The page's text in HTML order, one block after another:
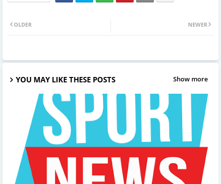
NEWER
OLDER
YOU MAY LIKE THESE POSTS Show more